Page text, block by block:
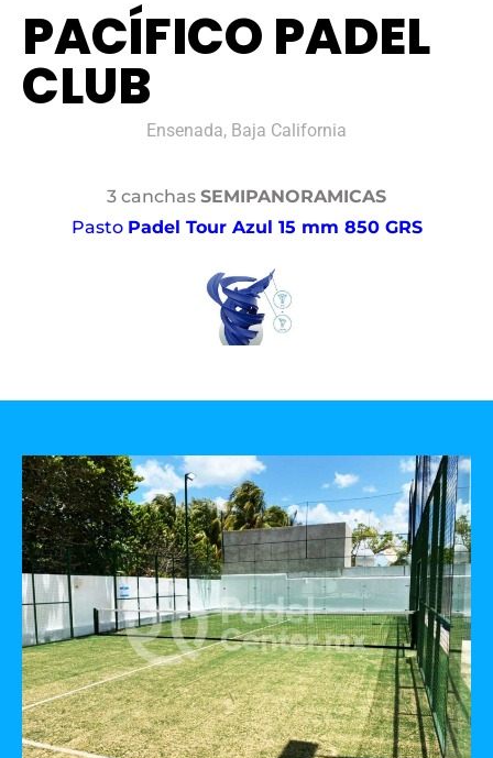
PACÍFICO PADEL
CLUB
Ensenada, Baja California
3 canchas SEMIPANORAMICAS
Pasto Padel Tour Azul 15 mm 850 GRS